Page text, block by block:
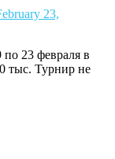
23,
23 февраля в
тыс. Турнир не